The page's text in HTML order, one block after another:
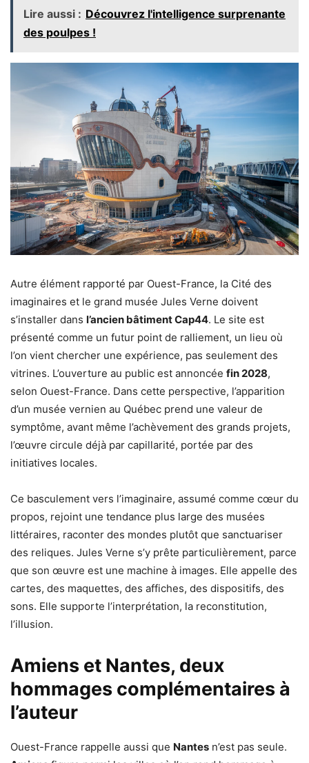
Lire aussi : Découvrez l'intelligence surprenante
des poulpes !
Autre élément rapporté par Ouest-France, la Cité des
imaginaires et le grand musée Jules Verne doivent
s’installer dans l’ancien bâtiment Cap44. Le site est
présenté comme un futur point de ralliement, un lieu où
l’on vient chercher une expérience, pas seulement des
vitrines. L’ouverture au public est annoncée fin 2028,
selon Ouest-France. Dans cette perspective, l’apparition
d’un musée vernien au Québec prend une valeur de
symptôme, avant même l’achèvement des grands projets,
l’œuvre circule déjà par capillarité, portée par des
initiatives locales.
Ce basculement vers l’imaginaire, assumé comme cœur du
propos, rejoint une tendance plus large des musées
littéraires, raconter des mondes plutôt que sanctuariser
des reliques. Jules Verne s’y prête particulièrement, parce
que son œuvre est une machine à images. Elle appelle des
cartes, des maquettes, des affiches, des dispositifs, des
sons. Elle supporte l’interprétation, la reconstitution,
l’illusion.
Amiens et Nantes, deux
hommages complémentaires à
l’auteur
Ouest-France rappelle aussi que Nantes n’est pas seule.